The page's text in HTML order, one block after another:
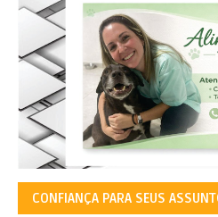
CONFIANÇA PARA SEUS